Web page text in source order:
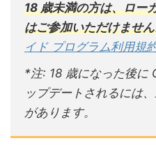
18 歳未満の方は、ロー
はご参加いただけませ
イド プログラム利用規
*注: 18 歳になった後に
ップデートされるには
があります。